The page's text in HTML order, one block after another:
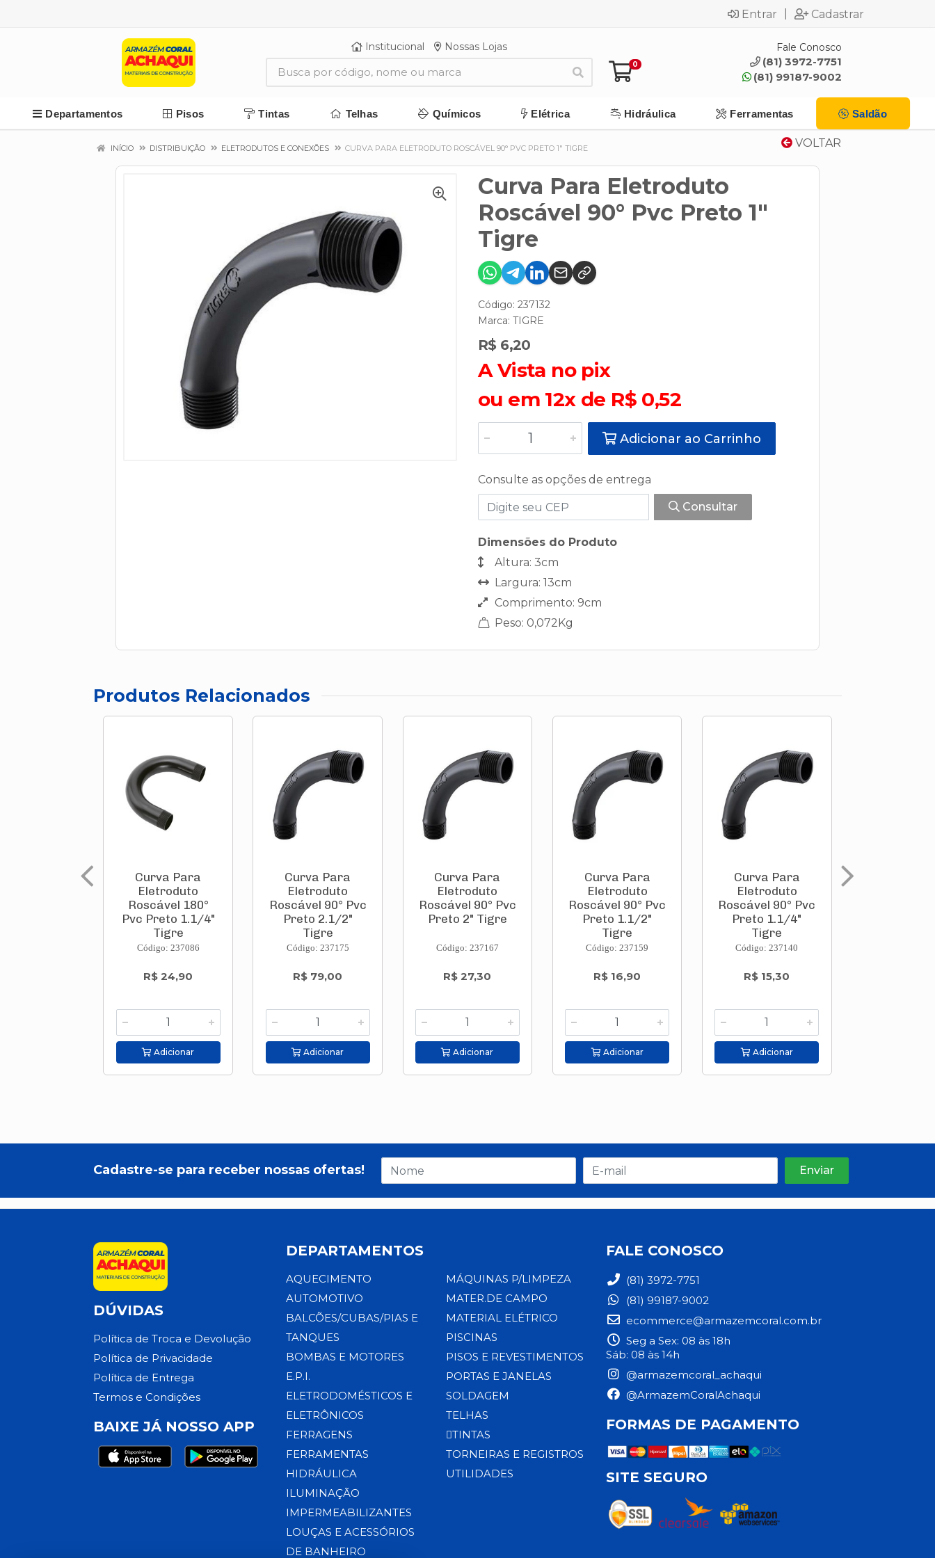
Entrar Cadastrar
Institucional Nossas Lojas
0
Fale Conosco
(81) 3972-7751
(81) 99187-9002
Departamentos Pisos Tintas Telhas Químicos Elétrica Hidráulica Ferramentas Saldão
VOLTAR
INÍCIO DISTRIBUIÇÃO ELETRODUTOS E CONEXÕES CURVA PARA ELETRODUTO ROSCÁVEL 90° PVC PRETO 1" TIGRE
Curva Para Eletroduto
Roscável 90° Pvc Preto 1"
Tigre
Código: 237132
Marca: TIGRE
R$ 6,20
A Vista no pix
ou em 12x de R$ 0,52
Adicionar ao Carrinho
Consulte as opções de entrega
Consultar
Dimensões do Produto
Altura: 3cm
Largura: 13cm
Comprimento: 9cm
Peso: 0,072Kg
Produtos Relacionados
Curva Para
Eletroduto
Roscável 180°
Pvc Preto 1.1/4"
Tigre
Código: 237086
R$ 24,90
Adicionar
Curva Para
Eletroduto
Roscável 90° Pvc
Preto 2.1/2"
Tigre
Código: 237175
R$ 79,00
Adicionar
Curva Para
Eletroduto
Roscável 90° Pvc
Preto 2" Tigre
Código: 237167
R$ 27,30
Adicionar
Curva Para
Eletroduto
Roscável 90° Pvc
Preto 1.1/2"
Tigre
Código: 237159
R$ 16,90
Adicionar
Curva Para
Eletroduto
Roscável 90° Pvc
Preto 1.1/4"
Tigre
Código: 237140
R$ 15,30
Adicionar
Cadastre-se para receber nossas ofertas!
DÚVIDAS
Política de Troca e Devolução
Política de Privacidade
Política de Entrega
Termos e Condições
BAIXE JÁ NOSSO APP
DEPARTAMENTOS
AQUECIMENTO
AUTOMOTIVO
BALCÕES/CUBAS/PIAS E
TANQUES
BOMBAS E MOTORES
E.P.I.
ELETRODOMÉSTICOS E
ELETRÔNICOS
FERRAGENS
FERRAMENTAS
HIDRÁULICA
ILUMINAÇÃO
IMPERMEABILIZANTES
LOUÇAS E ACESSÓRIOS
DE BANHEIRO
MÁQUINAS P/LIMPEZA
MATER.DE CAMPO
MATERIAL ELÉTRICO
PISCINAS
PISOS E REVESTIMENTOS
PORTAS E JANELAS
SOLDAGEM
TELHAS
TINTAS
TORNEIRAS E REGISTROS
UTILIDADES
FALE CONOSCO
(81) 3972-7751
(81) 99187-9002
ecommerce@armazemcoral.com.br
Seg a Sex: 08 às 18h
Sáb: 08 às 14h
@armazemcoral_achaqui
@ArmazemCoralAchaqui
FORMAS DE PAGAMENTO
SITE SEGURO